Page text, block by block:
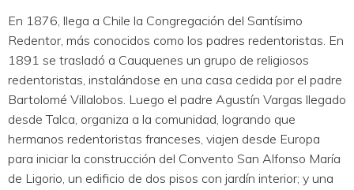
En 1876, llega a Chile la Congregación del Santísimo
Redentor, más conocidos como los padres redentoristas. En
1891 se trasladó a Cauquenes un grupo de religiosos
redentoristas, instalándose en una casa cedida por el padre
Bartolomé Villalobos. Luego el padre Agustín Vargas llegado
desde Talca, organiza a la comunidad, logrando que
hermanos redentoristas franceses, viajen desde Europa
para iniciar la construcción del Convento San Alfonso María
de Ligorio, un edificio de dos pisos con jardín interior; y una